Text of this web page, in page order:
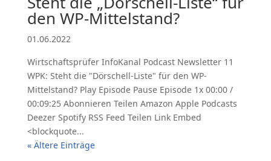
den WP-Mittelstand?
01.06.2022
Wirtschaftsprüfer InfoKanal Podcast Newsletter 11
WPK: Steht die "Dörschell-Liste" für den WP-
Mittelstand? Play Episode Pause Episode 1x 00:00 /
00:09:25 Abonnieren Teilen Amazon Apple Podcasts
Deezer Spotify RSS Feed Teilen Link Embed
<blockquote...
« Ältere Einträge